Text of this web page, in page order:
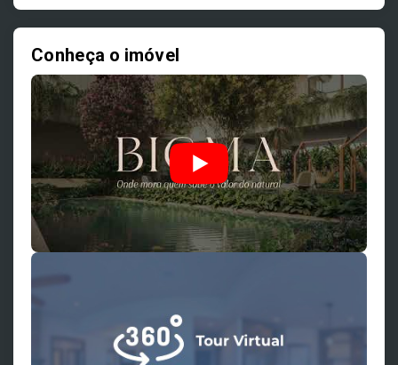
Conheça o imóvel